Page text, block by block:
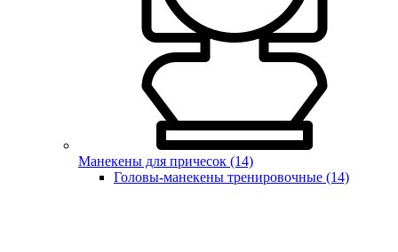
Манекены для причесок (14)
Головы-манекены тренировочные (14)